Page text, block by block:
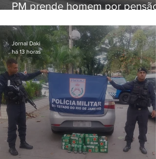
PM prende homem por pensão
Jornal Daki
há 13 horas